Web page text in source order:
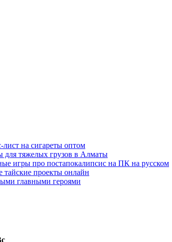
на сигареты оптом
для тяжелых грузов в Алматы
игры про постапокалипсис на ПК на русском
тайские проекты онлайн
главными героями